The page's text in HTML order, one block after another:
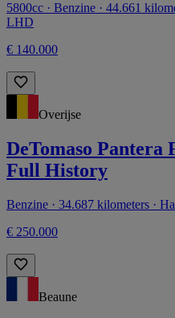
5800cc · Benzine · 44.661
LHD
€ 140.000
Overijse
DeTomaso Pantera
Full History
Benzine · 34.687 kilometers ·
€ 250.000
Beaune